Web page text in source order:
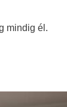
mindig él.